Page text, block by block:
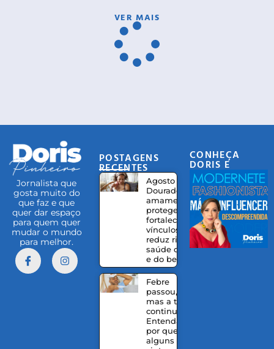
VER MAIS
Jornalista que
gosta muito do
que faz e que
quer dar espaço
para quem quer
mudar o mundo
para melhor.
POSTAGENS
RECENTES
Agosto
Dourado:
amamentação
protege,
fortalece
vínculos e
reduz riscos à
saúde da mãe
e do bebê
Febre
passou,
mas a tosse
continua?
Entenda
por que
alguns
CONHEÇA
DORIS E
EQUIPE